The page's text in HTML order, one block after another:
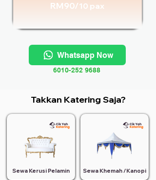
RM90/10 pax
Whatsapp Now
6010-252 9688
Takkan Katering Saja?
Sewa Kerusi Pelamin Sewa Khemah /Kanopi